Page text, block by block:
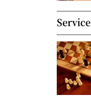
Service